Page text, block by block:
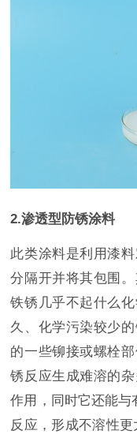
2.渗透型防锈涂料
此类涂料是利用漆
分隔开并将其包围
铁锈几乎不起什么
久、化学污染较少
的一些铆接或螺栓
锈反应生成难溶的
作用，同时它还能与
反应，形成不溶性